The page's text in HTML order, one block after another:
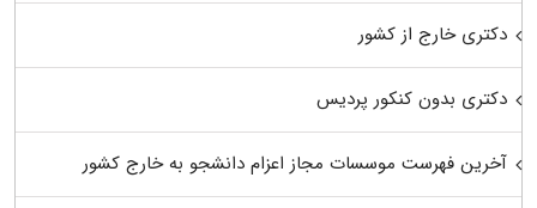
دکتری خارج از کشور
دکتری بدون کنکور پردیس
آخرین فهرست موسسات مجاز اعزام دانشجو به خارج کشور